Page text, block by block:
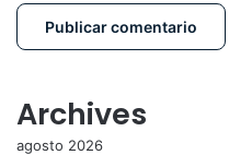
Archives
agosto 2026